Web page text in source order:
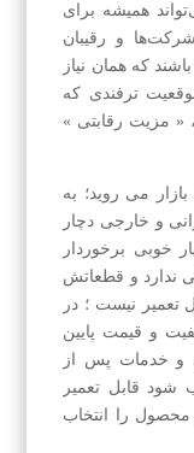
همیشه برای
و رقیبان
که همان نیاز
ترفندی که
« مزیت رقابتی »
می روید؛ به
و خارجی دچار
خوبی برخوردار
ندارد و قطعاتش
نیست ؛ در
و قیمت پایین
و خدمات پس از
قابل تعمیر
را انتخاب